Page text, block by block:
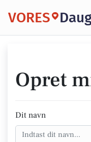
VORES
Opret
Dit navn